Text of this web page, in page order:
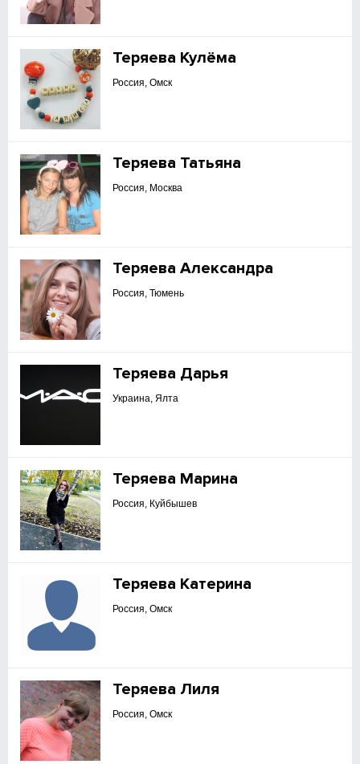
Теряева Кулёма
Россия, Омск
Теряева Татьяна
Россия, Москва
Теряева Александра
Россия, Тюмень
Теряева Дарья
Украина, Ялта
Теряева Марина
Россия, Куйбышев
Теряева Катерина
Россия, Омск
Теряева Лиля
Россия, Омск